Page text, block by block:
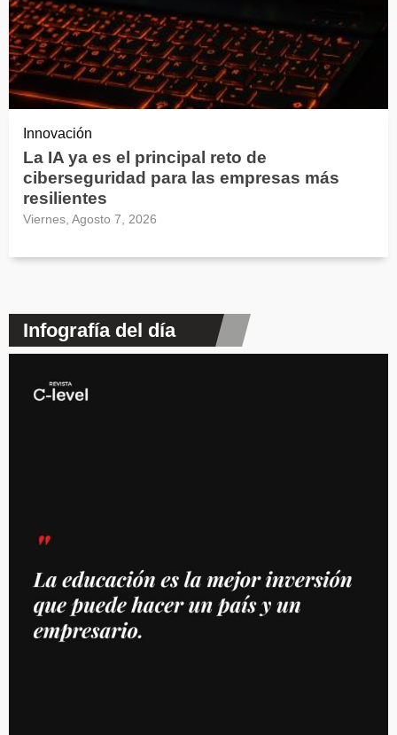
Innovación
La IA ya es el principal reto de
ciberseguridad para las empresas más
resilientes
Viernes, Agosto 7, 2026
Infografía del día